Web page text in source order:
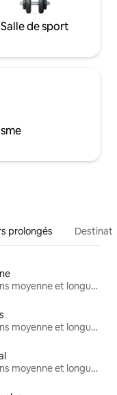
Salle de sport
prolongés
Locations moyenne et longue durée
Locations moyenne et longue durée
Locations moyenne et longue durée